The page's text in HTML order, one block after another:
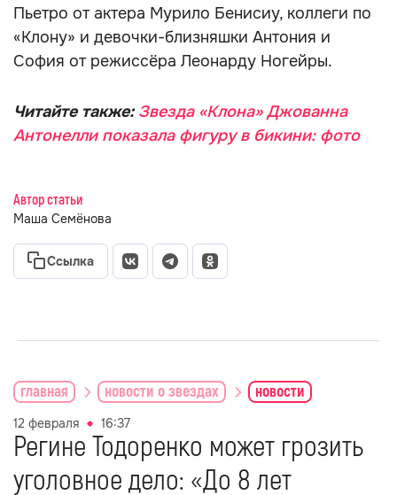
Пьетро от актера Мурило Бенисиу, коллеги по
«Клону» и девочки-близняшки Антония и
София от режиссёра Леонарду Ногейры.
Читайте также: Звезда «Клона» Джованна
Антонелли показала фигуру в бикини: фото
Автор статьи
Маша Семёнова
Ссылка
главная новости о звездах новости
12 февраля 16:37
Регине Тодоренко может грозить
уголовное дело: «До 8 лет